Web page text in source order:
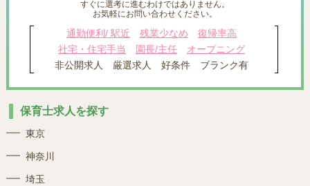
すぐに選考に進むわけではありません。
お気軽にお問い合わせください。
通勤便利/ 駅近 残業少なめ
復帰率高
社宅・住宅手当
園長/主任
オープニング
非公開求人
厳選求人 好条件 ブランク有
保育士求人を探す
東京
神奈川
埼玉